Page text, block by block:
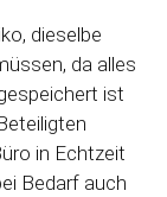
dieselbe
da alles
ist
in Echtzeit
Bedarf auch